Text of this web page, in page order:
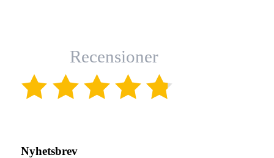
Recensioner
Nyhetsbrev